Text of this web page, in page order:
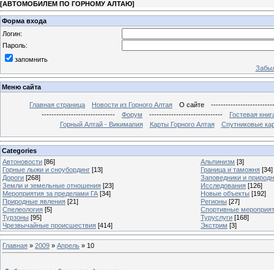
[АВТОМОБИЛЕМ ПО ГОРНОМУ АЛТАЮ]
Форма входа
Логин:
Пароль:
запомнить
Меню сайта
Главная страница Новости из Горного Алтая О сайте
------------------------------
Форум ------------------------------
Гостевая
Горный Алтай - Викимапия
Карты Горного Алтая Спутниковые
Categories
Автоновости [86] Альпинизм [3]
Горные лыжи и сноубординг [13] Граница и таможня [34]
Дороги [268]
Заповедники и
Земли и земельные отношения [23] Исследования [126]
Мероприятия за пределами ГА [34] Новые объекты [192]
Природные явления [21] Регионы [27]
Спелеология [5]
Спортивные
Турзоны [95] Туруслуги [168]
Чрезвычайные происшествия [414] Экстрим [3]
Главная » 2009 » Апрель » 10